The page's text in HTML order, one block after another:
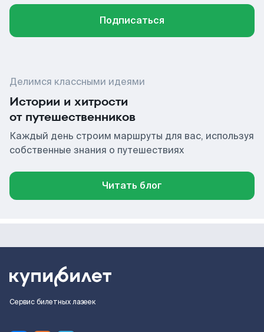
Подписаться
Делимся классными идеями
Истории и хитрости
от путешественников
Каждый день строим маршруты для вас, используя
собственные знания о путешествиях
Читать блог
Сервис билетных лазеек